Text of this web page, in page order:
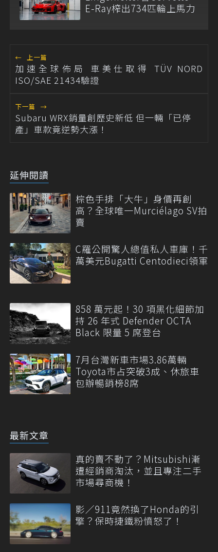
E-Ray榨出734匹輪上馬力
← 上一篇
加速全球佈局 車美仕取得 TÜV NORD
ISO/SAE 21434驗證
下一篇 →
Subaru WRX銷量創歷史新低 但一輛「已停
產」車款竟逆勢大漲！
延伸閱讀
棕色手排「大牛」身價再創
高？全球唯一Murciélago SV拍
賣
C羅公開驚人總值私人車庫！千
萬美元Bugatti Centodieci領軍
858 萬元起！30 項黑化細節加
持 26 年式 Defender OCTA
Black 限量 5 席登台
7月台灣新車市場3.86萬輛
Toyota市占突破3成、休旅車
包辦暢銷榜8席
最新文章
真的賣不動了？Mitsubishi漸
遭經銷商淘汰，並且專注二手
市場尋商機！
影／911竟然換了Honda的引
擎？保時捷鐵粉憤怒了！